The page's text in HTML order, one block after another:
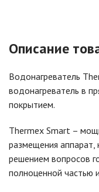
Описание
Водонагреватель
водонагреватель в
покрытием.
Thermex Smart –
размещения
решением вопросов
полноценной частью